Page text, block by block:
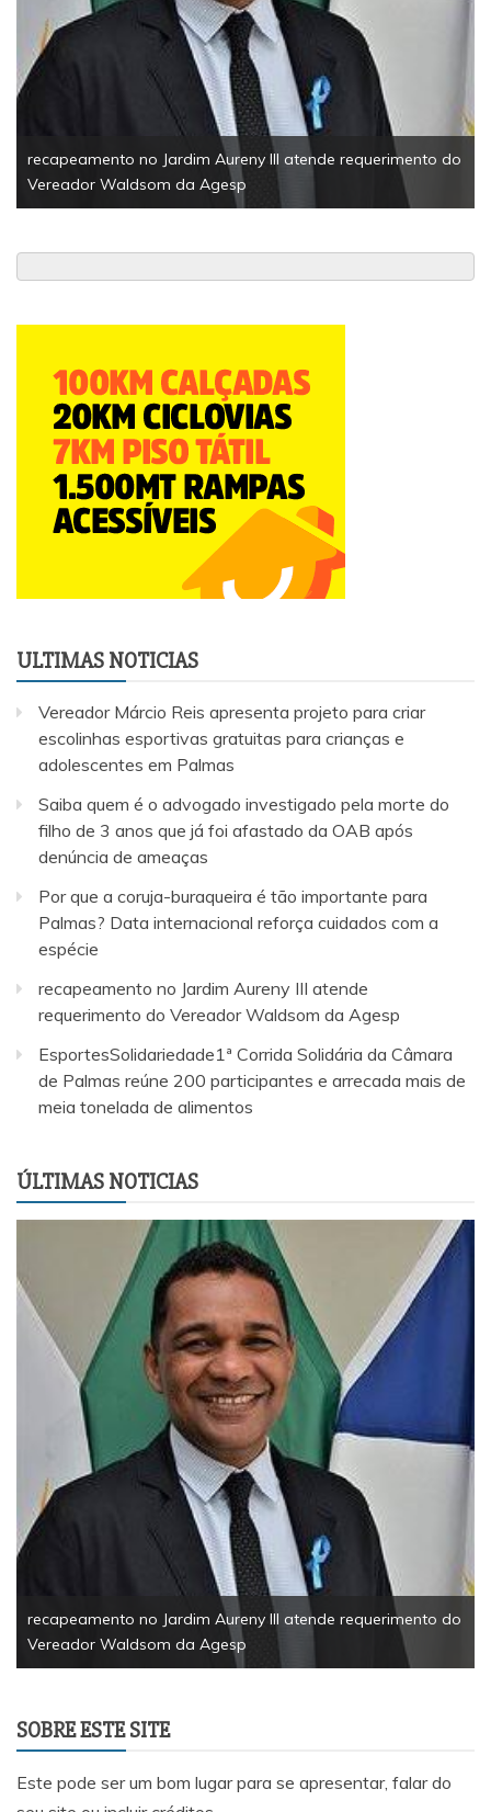
no Jardim Aureny III atende requerimento do
Waldsom da Agesp
ULTIMAS NOTICIAS
Vereador Márcio Reis apresenta projeto para criar
escolinhas esportivas gratuitas para crianças e
adolescentes em Palmas
Saiba quem é o advogado investigado pela morte do
filho de 3 anos que já foi afastado da OAB após
denúncia de ameaças
Por que a coruja-buraqueira é tão importante para
Palmas? Data internacional reforça cuidados com a
espécie
recapeamento no Jardim Aureny III atende
requerimento do Vereador Waldsom da Agesp
EsportesSolidariedade1ª Corrida Solidária da Câmara
de Palmas reúne 200 participantes e arrecada mais de
meia tonelada de alimentos
ÚLTIMAS NOTICIAS
recapeamento no Jardim Aureny III atende requerimento do
Vereador Waldsom da Agesp
SOBRE ESTE SITE
Este pode ser um bom lugar para se apresentar, falar do